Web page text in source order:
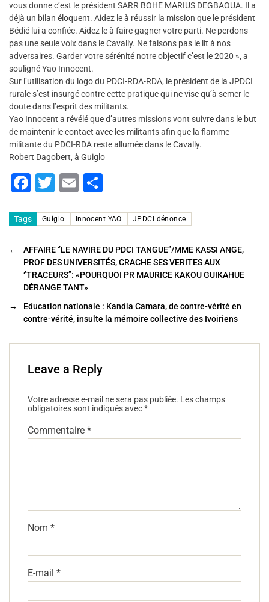
vous donne c’est le président SARR BOHE MARIUS DEGBAOUA. Il a
déjà un bilan éloquent. Aidez le à réussir la mission que le président
Bédié lui a confiée. Aidez le à faire gagner votre parti. Ne perdons
pas une seule voix dans le Cavally. Ne faisons pas le lit à nos
adversaires. Garder votre sérénité notre objectif c’est le 2020 », a
souligné Yao Innocent.
Sur l’utilisation du logo du PDCI-RDA-RDA, le président de la JPDCI
rurale s’est insurgé contre cette pratique qui ne vise qu’à semer le
doute dans l’esprit des militants.
Yao Innocent a révélé que d’autres missions vont suivre dans le but
de maintenir le contact avec les militants afin que la flamme
militante du PDCI-RDA reste allumée dans le Cavally.
Robert Dagobert, à Guiglo
F
c
e
b
o
o
k
T
tt
er
E
ai
l
ta
g
er
Tags Guiglo Innocent YAO JPDCI dénonce
←
AFFAIRE ‘’LE NAVIRE DU PDCI TANGUE’’/MME KASSI ANGE,
PROF DES UNIVERSITÉS, CRACHE SES VERITES AUX
‘’TRACEURS’’: «POURQUOI PR MAURICE KAKOU GUIKAHUE
DÉRANGE TANT»
→
Education nationale : Kandia Camara, de contre-vérité en
contre-vérité, insulte la mémoire collective des Ivoiriens
Leave a Reply
Votre adresse e-mail ne sera pas publiée. Les champs
obligatoires sont indiqués avec*
Commentaire *
Nom *
E-mail *